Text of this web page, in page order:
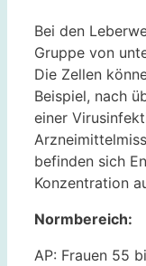
Bei den
Gruppe von
Die Zellen
Beispiel, nach
einer
befinden sich
Konzentration
Normbereich:
AP: Frauen 55